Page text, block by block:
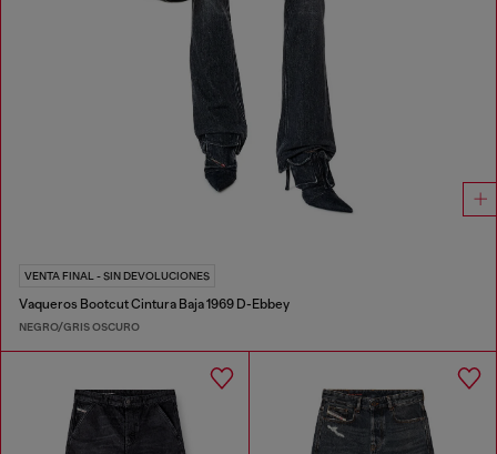
VENTA FINAL - SIN DEVOLUCIONES
Vaqueros Bootcut Cintura Baja 1969 D-Ebbey
NEGRO/GRIS OSCURO